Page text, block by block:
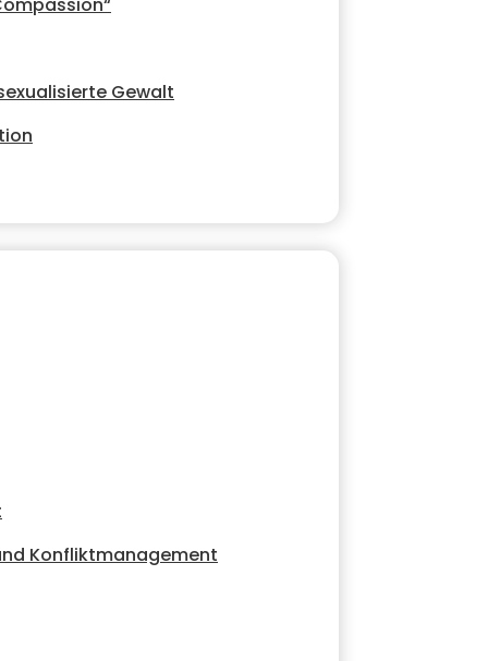
Gewalt
Konfliktmanagement